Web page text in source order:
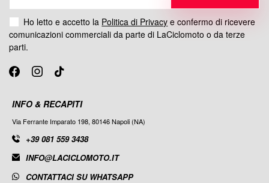
INFO & RECAPITI
Via Ferrante Imparato 198, 80146 Napoli (NA)
+39 081 559 3438
INFO@LACICLOMOTO.IT
CONTATTACI SU WHATSAPP
Ho letto e accetto la Politica di Privacy e confermo di ricevere
comunicazioni commerciali da parte di LaCiclomoto o da terze
parti.